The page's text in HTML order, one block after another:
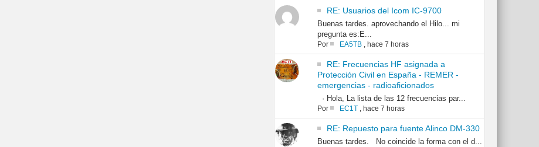
RE: Usuarios del Icom IC-9700
Buenas tardes. aprovechando el Hilo... mi
pregunta es:E...
Por EA5TB, hace 7 horas
RE: Frecuencias HF asignada a
Protección Civil en España - REMER -
emergencias - radioaficionados
· Hola, La lista de las 12 frecuencias par...
Por EC1T, hace 7 horas
RE: Repuesto para fuente Alinco DM-330
Buenas tardes. No coincide la forma con el d...